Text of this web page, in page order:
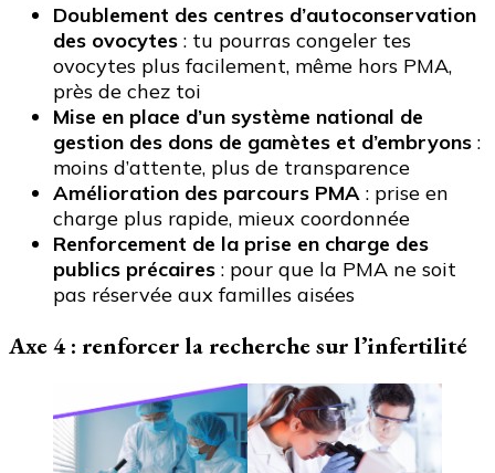
Doublement des centres d’autoconservation
des ovocytes : tu pourras congeler tes
ovocytes plus facilement, même hors PMA,
près de chez toi
Mise en place d’un système national de
gestion des dons de gamètes et d’embryons :
moins d’attente, plus de transparence
Amélioration des parcours PMA : prise en
charge plus rapide, mieux coordonnée
Renforcement de la prise en charge des
publics précaires : pour que la PMA ne soit
pas réservée aux familles aisées
Axe 4 : renforcer la recherche sur l’infertilité